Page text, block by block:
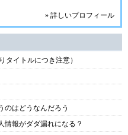
» 詳しいプロフィール
タイトルにつき注意）
のはどうなんだろう
情報がダダ漏れになる？